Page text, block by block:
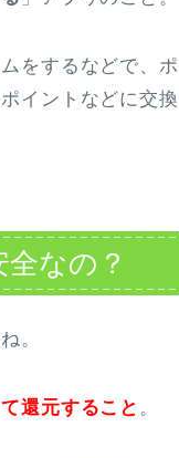
をするなどで、ポ
イントなどに交換
なの？
。
還元すること 。